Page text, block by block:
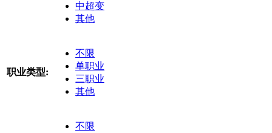
中超变
其他
职业类型:
不限
单职业
三职业
其他
不限